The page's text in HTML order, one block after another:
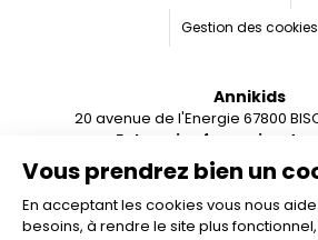
Vous prendrez bien un
En acceptant les cookies vous nous
besoins, à rendre le site plus
Gestion des cookies
Annikids
20 avenue de l'Energie 67800
Entreprise française